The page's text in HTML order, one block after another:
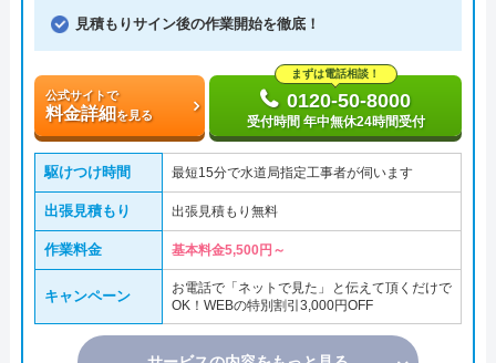
見積もりサイン後の作業開始を徹底！
公式サイトで
料金詳細を見る
まずは電話相談！
0120-50-8000
受付時間 年中無休24時間受付
駆けつけ時間 最短15分で水道局指定工事者が伺います
出張見積もり 出張見積もり無料
作業料金 基本料金5,500円～
キャンペーン
お電話で「ネットで見た」と伝えて頂くだけで
OK！WEBの特別割引3,000円OFF